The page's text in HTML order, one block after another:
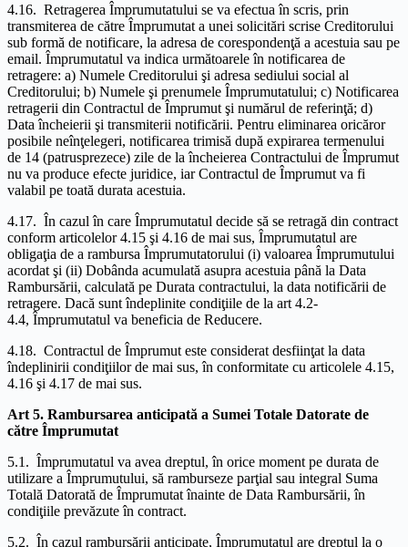
4.16. Retragerea Împrumutatului se va efectua în scris, prin
transmiterea de către Împrumutat a unei solicitări scrise Creditorului
sub formă de notificare, la adresa de corespondenţă a acestuia sau pe
email. Împrumutatul va indica următoarele în notificarea de
retragere: a) Numele Creditorului şi adresa sediului social al
Creditorului; b) Numele şi prenumele Împrumutatului; c) Notificarea
retragerii din Contractul de Împrumut şi numărul de referinţă; d)
Data încheierii şi transmiterii notificării. Pentru eliminarea oricăror
posibile neînţelegeri, notificarea trimisă după expirarea termenului
de 14 (patrusprezece) zile de la încheierea Contractului de Împrumut
nu va produce efecte juridice, iar Contractul de Împrumut va fi
valabil pe toată durata acestuia.
4.17. În cazul în care Împrumutatul decide să se retragă din contract
conform articolelor 4.15 şi 4.16 de mai sus, Împrumutatul are
obligaţia de a rambursa Împrumutatorului (i) valoarea Împrumutului
acordat şi (ii) Dobânda acumulată asupra acestuia până la Data
Rambursării, calculată pe Durata contractului, la data notificării de
retragere. Dacă sunt îndeplinite condiţiile de la art 4.2-
4.4, Împrumutatul va beneficia de Reducere.
4.18. Contractul de Împrumut este considerat desfiinţat la data
îndeplinirii condiţiilor de mai sus, în conformitate cu articolele 4.15,
4.16 şi 4.17 de mai sus.
Art 5. Rambursarea anticipată a Sumei Totale Datorate de
către Împrumutat
5.1. Împrumutatul va avea dreptul, în orice moment pe durata de
utilizare a Împrumutului, să ramburseze parţial sau integral Suma
Totală Datorată de Împrumutat înainte de Data Rambursării, în
condiţiile prevăzute în contract.
5.2. În cazul rambursării anticipate, Împrumutatul are dreptul la o